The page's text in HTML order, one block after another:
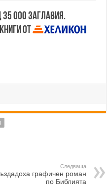
35 000 заглавия.
от
Следваща
графичен роман
по Библията